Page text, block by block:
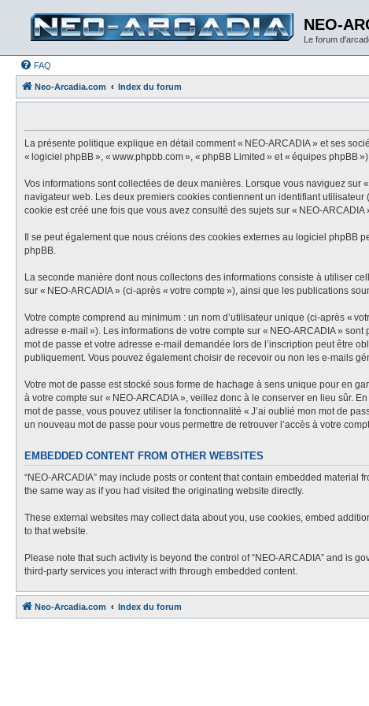
NEO-
Le forum
FAQ
Neo-Arcadia.com Index du forum
La présente politique explique en détail comment « NEO-ARCADIA » et ses
« logiciel phpBB », « www.phpbb.com », « phpBB Limited » et « équipes
Vos informations sont collectées de deux manières. Lorsque vous naviguez
navigateur web. Les deux premiers cookies contiennent un identifiant
cookie est créé une fois que vous avez consulté des sujets sur « NEO-
Il se peut également que nous créions des cookies externes au logiciel phpBB
phpBB.
La seconde manière dont nous collectons des informations consiste à utiliser
sur « NEO-ARCADIA » (ci-après « votre compte »), ainsi que les publications
Votre compte comprend au minimum : un nom d’utilisateur unique (ci-après «
adresse e-mail »). Les informations de votre compte sur « NEO-ARCADIA »
mot de passe et votre adresse e-mail demandée lors de l’inscription peut être
publiquement. Vous pouvez également choisir de recevoir ou non les e-mails
Votre mot de passe est stocké sous forme de hachage à sens unique pour en
à votre compte sur « NEO-ARCADIA », veillez donc à le conserver en lieu sûr.
mot de passe, vous pouvez utiliser la fonctionnalité « J’ai oublié mon mot de
un nouveau mot de passe pour vous permettre de retrouver l’accès à votre
EMBEDDED CONTENT FROM OTHER WEBSITES
“NEO-ARCADIA” may include posts or content that contain embedded
the same way as if you had visited the originating website directly.
These external websites may collect data about you, use cookies, embed
to that website.
Please note that such activity is beyond the control of “NEO-ARCADIA” and is
third-party services you interact with through embedded content.
Neo-Arcadia.com Index du forum